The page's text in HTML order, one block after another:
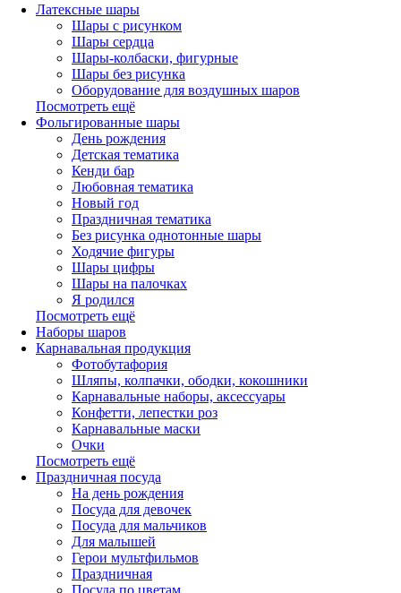
Латексные шары
Шары с рисунком
Шары сердца
Шары-колбаски, фигурные
Шары без рисунка
Оборудование для воздушных шаров
Посмотреть ещё
Фольгированные шары
День рождения
Детская тематика
Кенди бар
Любовная тематика
Новый год
Праздничная тематика
Без рисунка однотонные шары
Ходячие фигуры
Шары цифры
Шары на палочках
Я родился
Посмотреть ещё
Наборы шаров
Карнавальная продукция
Фотобутафория
Шляпы, колпачки, ободки, кокошники
Карнавальные наборы, аксессуары
Конфетти, лепестки роз
Карнавальные маски
Очки
Посмотреть ещё
Праздничная посуда
На день рождения
Посуда для девочек
Посуда для мальчиков
Для малышей
Герои мультфильмов
Праздничная
Посуда по цветам